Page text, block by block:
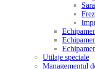
Utilaje speciale
Managementul